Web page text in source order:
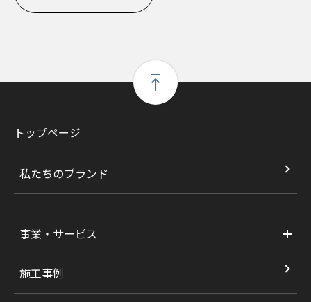
トップページ
私たちのブランド
事業・サービス
施工事例